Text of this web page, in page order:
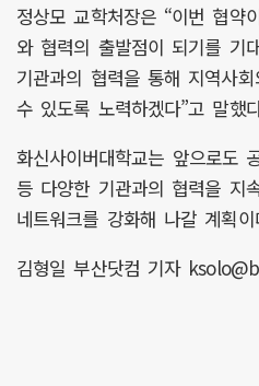
정상모 교학처장은 “이번 협약
와 협력의 출발점이 되기를 기
기관과의 협력을 통해 지역사
수 있도록 노력하겠다”고 말했
화신사이버대학교는 앞으로도
등 다양한 기관과의 협력을 지
네트워크를 강화해 나갈 계획이
김형일 부산닷컴 기자